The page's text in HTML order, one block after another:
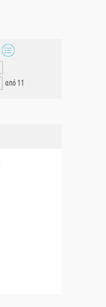
από 11